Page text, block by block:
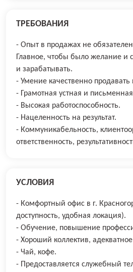
ТРЕБОВАНИЯ
- Опыт в продажах не
Главное, чтобы было желание и
и зарабатывать.
- Умение качественно продавать
- Грамотная устная и
- Высокая работоспособность.
- Нацеленность на результат.
- Коммуникабельность,
ответственность,
УСЛОВИЯ
- Комфортный офис в г.
доступность, удобная локация).
- Обучение, повышение
- Хороший коллектив, адекватное
- Чай, кофе.
- Предоставляется служебный